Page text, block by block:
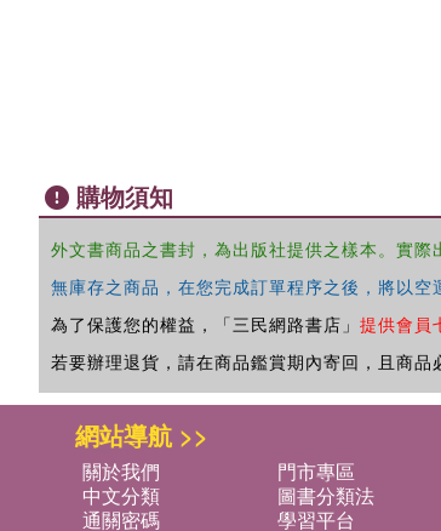
購物須知
外文書商品之書封，為出版社提供之樣本。實
無庫存之商品，在您完成訂單程序之後，將以
為了保護您的權益，「三民網路書店」 提供會員
若要辦理退貨，請在商品鑑賞期內寄回，且商
網站導航 >>
關於我們 門市專區
中文分類
圖書分類法
通關密碼
學習平台